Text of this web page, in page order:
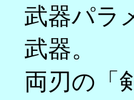
武器パラ
武器。
両刃の「